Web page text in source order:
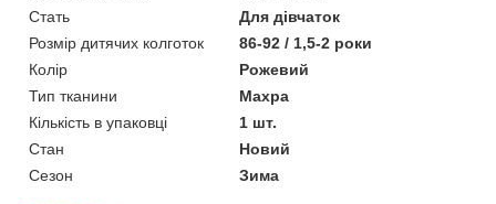
Стать
Для дівчаток
Розмір дитячих колготок
86-92 / 1,5-2 роки
Колір
Рожевий
Тип тканини
Махра
Кількість в упаковці
1 шт.
Стан
Новий
Сезон
Зима